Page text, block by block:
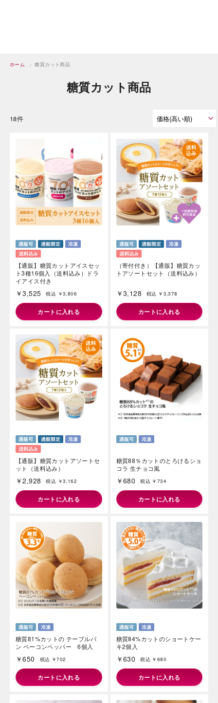
ホーム > 糖質カット商品
糖質カット商品
18件
【通販】糖質カットアイスセッ
ト3種16個入（送料込み）ドラ
イアイス付き
￥3,525 税込 ￥3,806
カートに入れる
（寄付付き）【通販】糖質カッ
トアソートセット（送料込み）
￥3,128 税込 ￥3,378
カートに入れる
【通販】糖質カットアソートセ
ット（送料込み）
￥2,928 税込 ￥3,162
カートに入れる
糖質88％カットのとろけるショ
コラ 生チョコ風
￥680 税込 ￥734
カートに入れる
糖質81%カットの テーブルパ
ン ベーコンペッパー 6個入
￥650 税込 ￥702
カートに入れる
糖質84%カットのショートケー
キ2個入
￥630 税込 ￥680
カートに入れる